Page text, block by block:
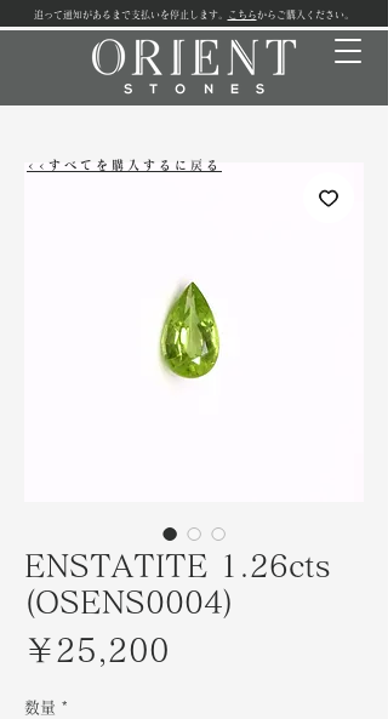
追って通知があるまで支払いを停止します。 こちらからご購入ください。
ENSTATITE 1.26cts
(OSENS0004)
￥25,200
数量 *
<<すべてを購入するに戻る